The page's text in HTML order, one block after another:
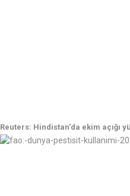
Reuters: Hindistan'da ekim açığı